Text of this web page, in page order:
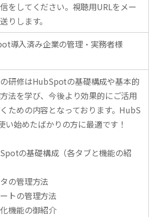
をしてください。視聴用URLをメー
りします。
導入済み企業の管理・実務者様
研修はHubSpotの基礎構成や基本的
法を学び、今後より効果的にご活用
ための内容となっております。HubS
い始めたばかりの方に最適です！
の基礎構成（各タブと機能の紹
の管理方法
トの管理方法
機能の御紹介